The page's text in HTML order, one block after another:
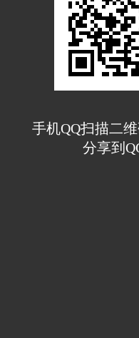
手机QQ扫描二
分享到